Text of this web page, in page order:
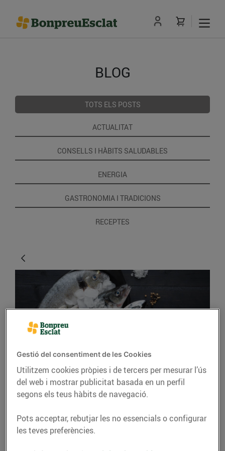
BLOG
TOTS ELS POSTS
ACTUALITAT
CONSELLS I HÀBITS SALUDABLES
ENERGIA
GASTRONOMIA I TRADICIONS
RECEPTES
CONSELLS I HÀBITS SALUDABLES
Com podem identificar
el bon peix?
13/d’agost/2019
Gestió del consentiment de les Cookies
Utilitzem cookies pròpies i de tercers per mesurar l’ús
del web i mostrar publicitat basada en un perfil
segons els teus hàbits de navegació.
Pots acceptar, rebutjar les no essencials o configurar
les teves preferències.